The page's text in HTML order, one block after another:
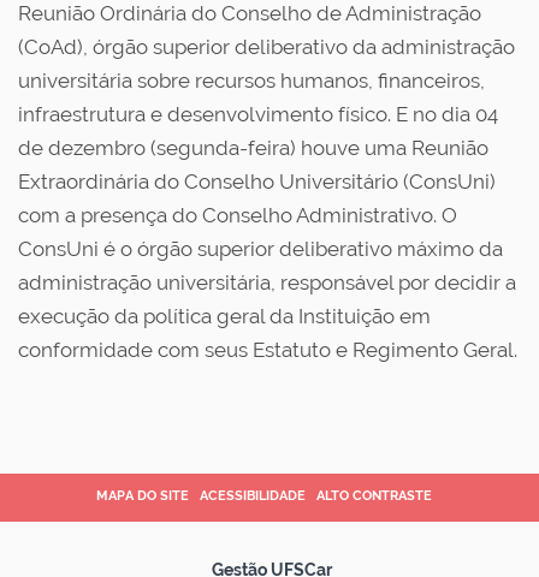
Reunião Ordinária do Conselho de Administração
(CoAd), órgão superior deliberativo da administração
universitária sobre recursos humanos, financeiros,
infraestrutura e desenvolvimento físico. E no dia 04
de dezembro (segunda-feira) houve uma Reunião
Extraordinária do Conselho Universitário (ConsUni)
com a presença do Conselho Administrativo. O
ConsUni é o órgão superior deliberativo máximo da
administração universitária, responsável por decidir a
execução da política geral da Instituição em
conformidade com seus Estatuto e Regimento Geral.
MAPA DO SITE ACESSIBILIDADE ALTO CONTRASTE
Gestão UFSCar